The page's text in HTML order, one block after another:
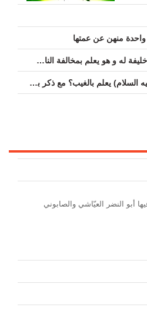
منهن عن عمتها
لماذا نصب الرسول عليا خليفة له و هو يعلم بمخالفة الناس له ؟!...
هل کان الإمام الرضا (علیه ‏السلام) یعلم بالغیب؟ مع ذکر بعض الامثلة...
أبو النضر العيّاشي والصابوني